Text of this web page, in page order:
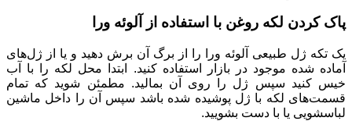
پاک کردن لکه روغن با استفاده از آلوئه ورا
یک تکه ژل طبیعی آلوئه ورا را از برگ آن برش دهید و یا از ژل‌های
آماده شده موجود در بازار استفاده کنید. ابتدا محل لکه را با آب
خیس کنید سپس ژل را روی آن بمالید. مطمئن شوید که تمام
قسمت‌های لکه با ژل پوشیده شده باشد سپس آن را داخل ماشین
لباسشویی یا با دست بشویید.